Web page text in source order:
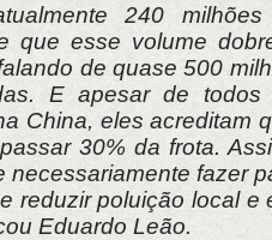
240
que esse volume
de quase 500
E apesar de todos
China, eles acreditam
30% da frota.
necessariamente fazer
reduzir poluição local e
Eduardo Leão.